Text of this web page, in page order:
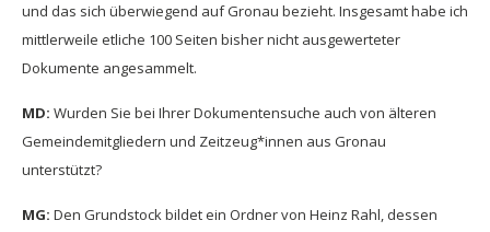
und das sich überwiegend auf Gronau bezieht. Insgesamt habe ich
mittlerweile etliche 100 Seiten bisher nicht ausgewerteter
Dokumente angesammelt.
MD: Wurden Sie bei Ihrer Dokumentensuche auch von älteren
Gemeindemitgliedern und Zeitzeug*innen aus Gronau
unterstützt?
MG: Den Grundstock bildet ein Ordner von Heinz Rahl, dessen